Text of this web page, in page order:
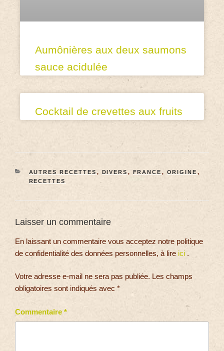
Aumônières aux deux saumons
sauce acidulée
Cocktail de crevettes aux fruits
AUTRES RECETTES , DIVERS , FRANCE , ORIGINE ,
RECETTES
Laisser un commentaire
En laissant un commentaire vous acceptez notre politique
de confidentialité des données personnelles, à lire ici .
Votre adresse e-mail ne sera pas publiée. Les champs
obligatoires sont indiqués avec *
Commentaire *